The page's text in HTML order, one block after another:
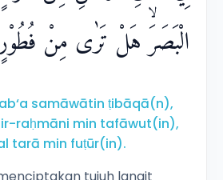
الْبَصَرَۙ هَلْ تَرٰى مِنْ
samāwātin ṭibāqā(n),
raḥmāni min tafāwut(in),
tarā min fuṭūr(in).